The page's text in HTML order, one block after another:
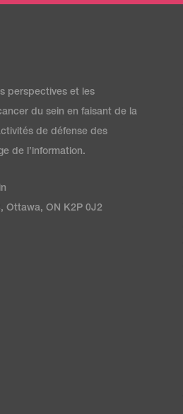
perspectives et les
du sein en faisant de la
de défense des
de l’information.
Ottawa, ON K2P 0J2